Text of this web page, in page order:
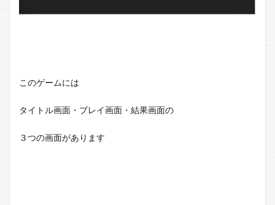
このゲームには
タイトル画面・プレイ画面・結果画面の
３つの画面があります